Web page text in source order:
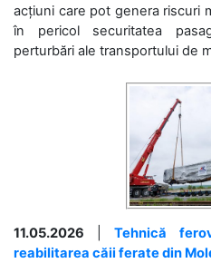
acțiuni care pot genera riscuri
în pericol securitatea
perturbări ale transportului de
11.05.2026 |Tehnică
reabilitarea căii ferate din